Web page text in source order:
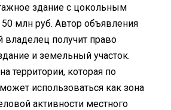
здание с цокольным
млн руб. Автор объявления
владелец получит право
и земельный участок.
территории, которая по
использоваться как зона
активности местного